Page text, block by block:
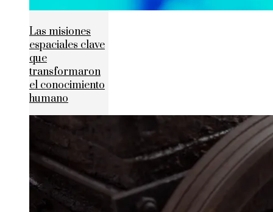
Las misiones
espaciales clave
que
transformaron
el conocimiento
humano